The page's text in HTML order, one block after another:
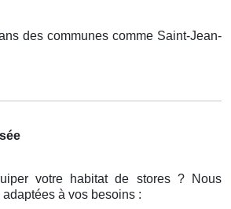
des communes comme Saint-Jean-
votre habitat de stores ? Nous
à vos besoins :